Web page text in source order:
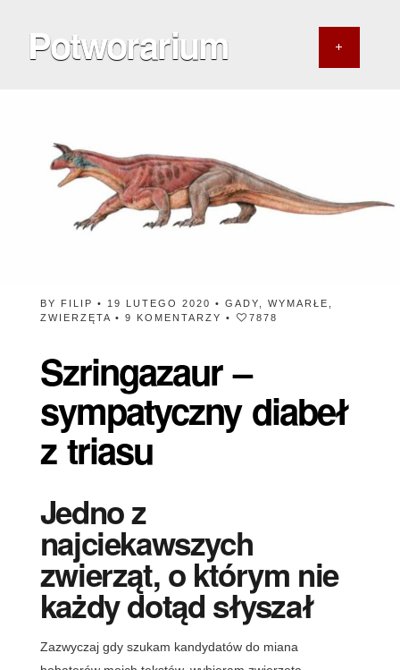
Potworarium
BY FILIP • 19 LUTEGO 2020 • GADY WYMARŁE
ZWIERZĘTA • 9 KOMENTARZY • 7878
Szringazaur –
sympatyczny diabeł
z triasu
Jedno z
najciekawszych
zwierząt, o którym nie
każdy dotąd słyszał
Zazwyczaj gdy szukam kandydatów do miana